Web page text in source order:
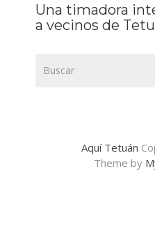
Una timadora
a vecinos de
Aquí Tetuán
Theme by